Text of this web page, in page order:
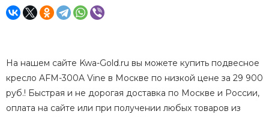
На нашем сайте Kwa-Gold.ru вы можете купить подвесное
кресло AFM-300A Vine в Москве по низкой цене за 29 900
руб.! Быстрая и не дорогая доставка по Москве и России,
оплата на сайте или при получении любых товаров из